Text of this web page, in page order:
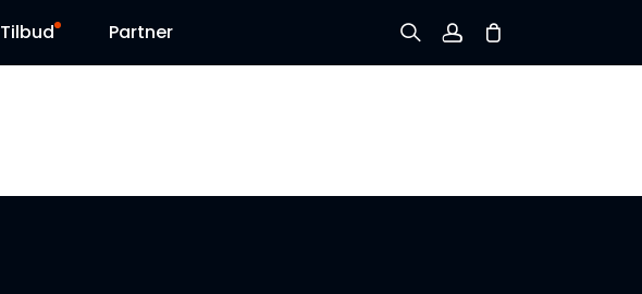
Tilbud Partner